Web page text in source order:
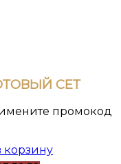
СЕТ
промокод
корзину